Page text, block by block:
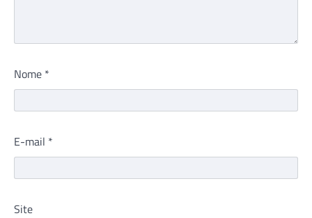
Nome *
E-mail *
Site